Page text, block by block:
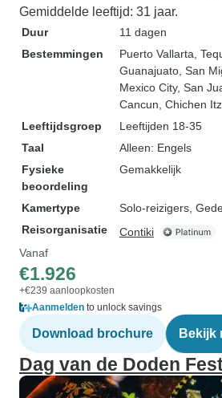
Gemiddelde leeftijd: 31 jaar.
Duur
11 dagen
Bestemmingen
Puerto Vallarta ,
Guanajuato , San
Mexico City, San
Cancun , Chichen
Leeftijdsgroep
Leeftijden 18-35
Taal
Alleen: Engels
Fysieke
beoordeling
Gemakkelijk
Kamertype
Solo-reizigers,
Reisorganisatie
Contiki
Vanaf
€1.926
+€239 aanloopkosten
Aanmelden to unlock savings
Download brochure Bekijk
Dag van de Doden